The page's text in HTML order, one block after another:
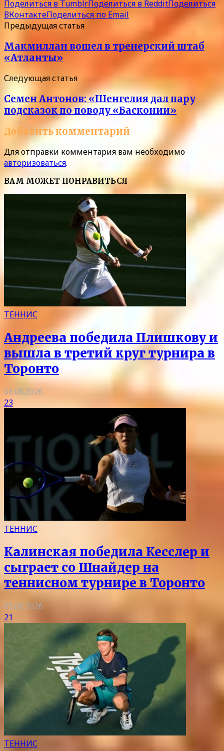
Поделиться в TumblrПоделиться в RedditПоделиться
ВКонтактеПоделиться по Email
Предыдущая статья
Макмиллан вошел в тренерский штаб
«Атланты»
Следующая статья
Семен Антонов: «Шенгелия дал пару
подсказок по поводу «Басконии»
Добавить комментарий
Для отправки комментария вам необходимо
авторизоваться.
ВАМ МОЖЕТ ПОНРАВИТЬСЯ
ТЕННИС
Андреева победила Плишкову и
вышла в третий круг турнира в
Торонто
06.08.2026
23
ТЕННИС
Калинская победила Кесслер и
сыграет со Шнайдер на
теннисном турнире в Торонто
05.08.2026
21
ТЕННИС